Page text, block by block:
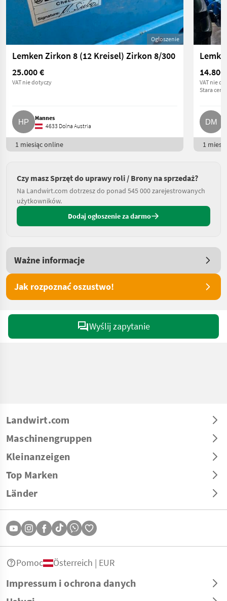
Ogłoszenie
Lemken Zirkon 8 (12 Kreisel) Zirkon 8/300
25.000 €
VAT nie dotyczy
Hannes
4633 Dolna Austria
1 miesiąc online
14.800
VAT nie
Stara cena
1
Czy masz Sprzęt do uprawy roli / Brony na sprzedaż?
Na Landwirt.com dotrzesz do ponad 545 000 zarejestrowanych
użytkowników.
Dodaj ogłoszenie za darmo
Ważne informacje
Jak rozpoznać oszustwo!
Wyślij zapytanie
Landwirt.com
Maschinengruppen
Kleinanzeigen
Top Marken
Länder
Impressum i ochrona danych
Pomoc Österreich | EUR